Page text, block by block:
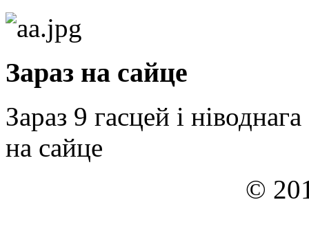
Зараз на сайце
Зараз 9 гасцей і
на сайце
©